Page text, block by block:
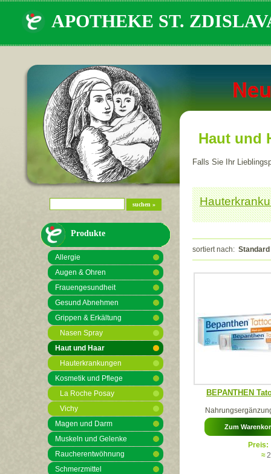
APOTHEKE ST.
Produkte
Allergie
Augen & Ohren
Frauengesundheit
Gesund Abnehmen
Grippen & Erkältung
Nasen Spray
Haut und Haar
Hauterkrankungen
Kosmetik und Pflege
La Roche Posay
Vichy
Magen und Darm
Muskeln und Gelenke
Raucherentwöhnung
Schmerzmittel
Haut und
Falls Sie Ihr
sortiert nach: Standard
BEPANTHEN
Zum
Preis:
≈